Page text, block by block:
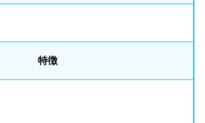
特徴